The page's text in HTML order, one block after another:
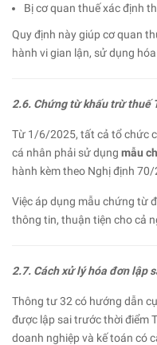
Bị cơ quan thuế xác định
Quy định này giúp cơ quan
hành vi gian lận, sử dụng
2.6. Chứng từ khấu trừ thuế
Từ 1/6/2025, tất cả tổ chức
cá nhân phải sử dụng mẫu
hành kèm theo Nghị định
Việc áp dụng mẫu chứng từ
thông tin, thuận tiện cho cả
2.7. Cách xử lý hóa đơn lập
Thông tư 32 có hướng dẫn
được lập sai trước thời điểm
doanh nghiệp và kế toán có